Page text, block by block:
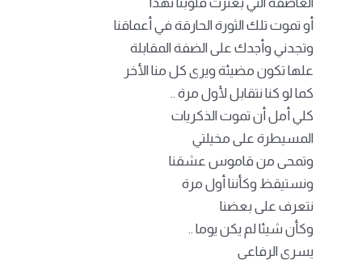
أو تموت تلك الثورة الحارقة في أعماقنا
وتجدني وأجدك على الضفة المقابلة
علها تكون مضيئة ويرى كل منا الأخر
كما لو كنا نتقابل لأول مرة ..
كلي أمل أن تموت الذكريات
المسيطرة على مخيلتي
وتمحى من قاموس عشقنا
ونستيقظ وكأننا أول مرة
نتعرف على بعضنا
وكأن شيئا لم يكن يوما ..
يسرى الرفاعي